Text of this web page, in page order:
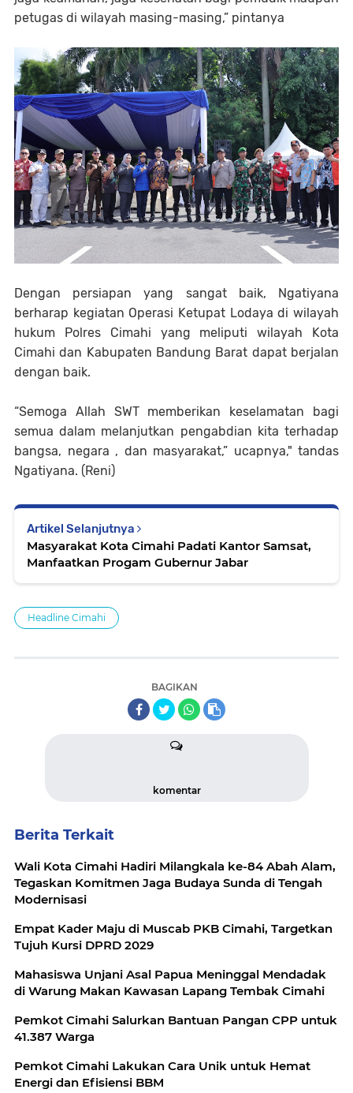
petugas di wilayah masing-masing,” pintanya
Dengan persiapan yang sangat baik, Ngatiyana
berharap kegiatan Operasi Ketupat Lodaya di wilayah
hukum Polres Cimahi yang meliputi wilayah Kota
Cimahi dan Kabupaten Bandung Barat dapat berjalan
dengan baik.
“Semoga Allah SWT memberikan keselamatan bagi
semua dalam melanjutkan pengabdian kita terhadap
bangsa, negara , dan masyarakat,” ucapnya," tandas
Ngatiyana. (Reni)
Artikel Selanjutnya
Masyarakat Kota Cimahi Padati Kantor Samsat,
Manfaatkan Progam Gubernur Jabar
Headline Cimahi
BAGIKAN
komentar
Berita Terkait
Wali Kota Cimahi Hadiri Milangkala ke-84 Abah Alam,
Tegaskan Komitmen Jaga Budaya Sunda di Tengah
Modernisasi
Empat Kader Maju di Muscab PKB Cimahi, Targetkan
Tujuh Kursi DPRD 2029
Mahasiswa Unjani Asal Papua Meninggal Mendadak
di Warung Makan Kawasan Lapang Tembak Cimahi
Pemkot Cimahi Salurkan Bantuan Pangan CPP untuk
41.387 Warga
Pemkot Cimahi Lakukan Cara Unik untuk Hemat
Energi dan Efisiensi BBM